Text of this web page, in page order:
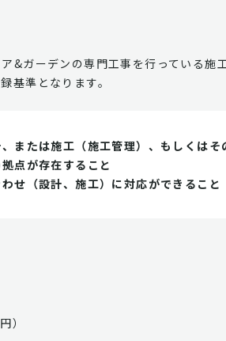
&ガーデンの専門工事を行っている施
基準となります。
または施工（施工管理）、もしくはそ
点が存在すること
せ（設計、施工）に対応ができること
）